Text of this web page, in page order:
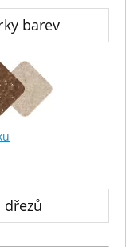
barev